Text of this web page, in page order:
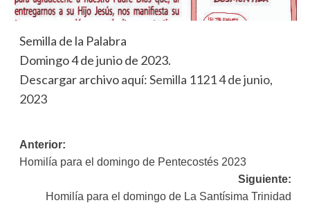
Semilla de la Palabra
Domingo 4 de junio de 2023.
Descargar archivo aquí:Semilla 1121 4 de junio,
2023
Navegación
de
entradas
Anterior:
Homilía para el domingo de Pentecostés 2023
Siguiente:
Homilía para el domingo de La Santísima Trinidad